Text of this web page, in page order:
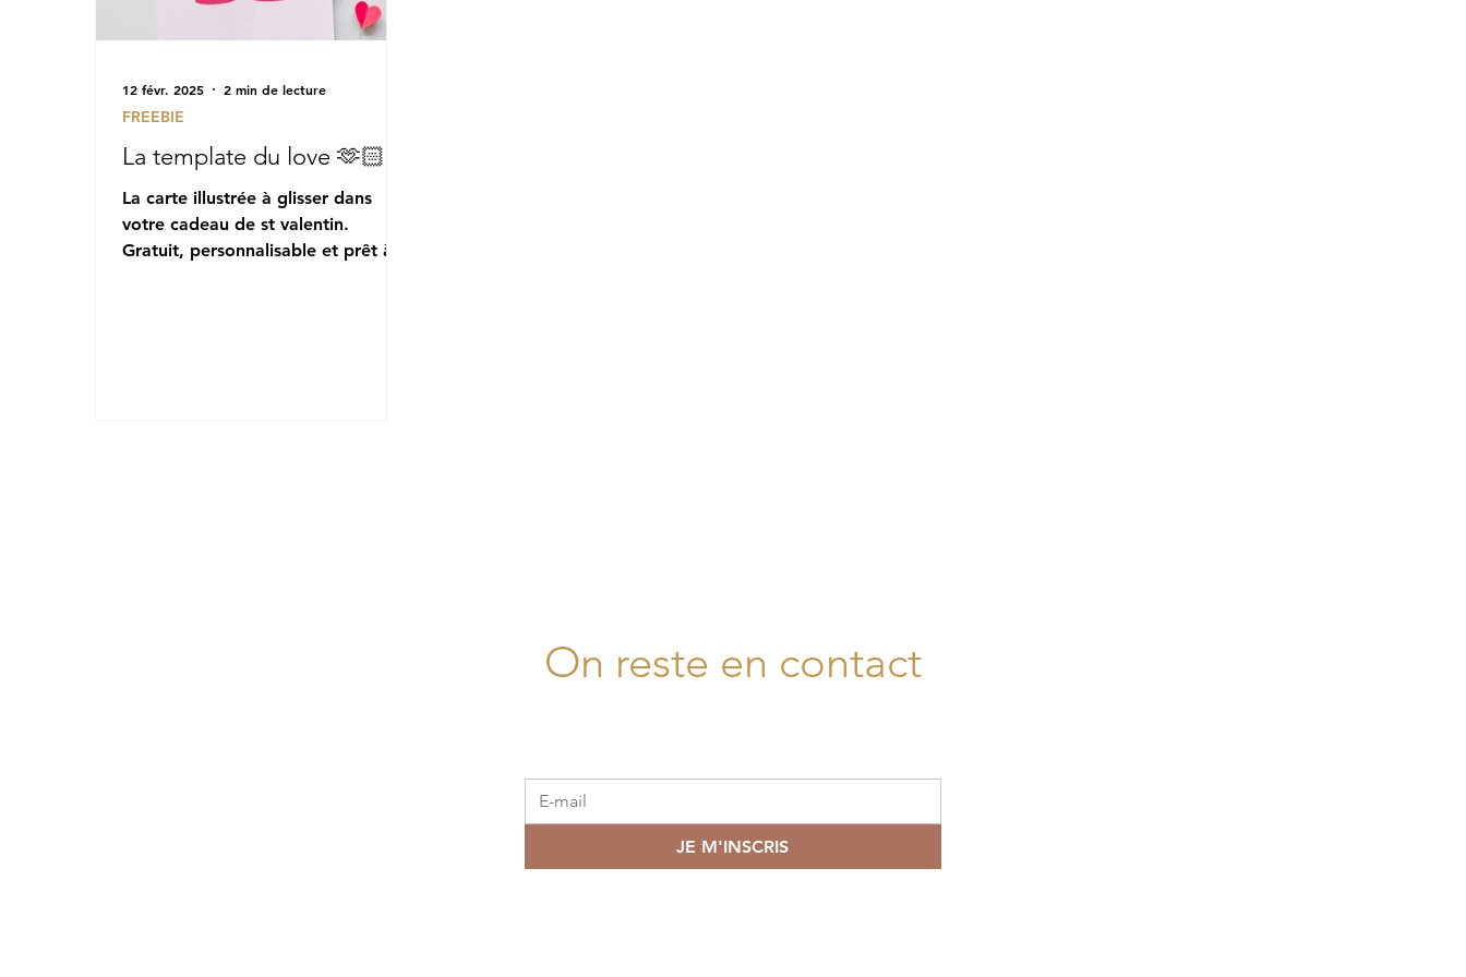
La template du love 🫶🏻
La carte illustrée à glisser dans
votre cadeau de st valentin.
Gratuit, personnalisable et prêt à
FREEBIE
12 févr. 2025 2 min de lecture
On reste en contact
JE M'INSCRIS